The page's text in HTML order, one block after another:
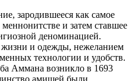
зародившееся как самое
и затем ставшее
деноминацией.
и одежды, нежеланием
технологии и удобств.
Аммана возникло в 1693
амишей были